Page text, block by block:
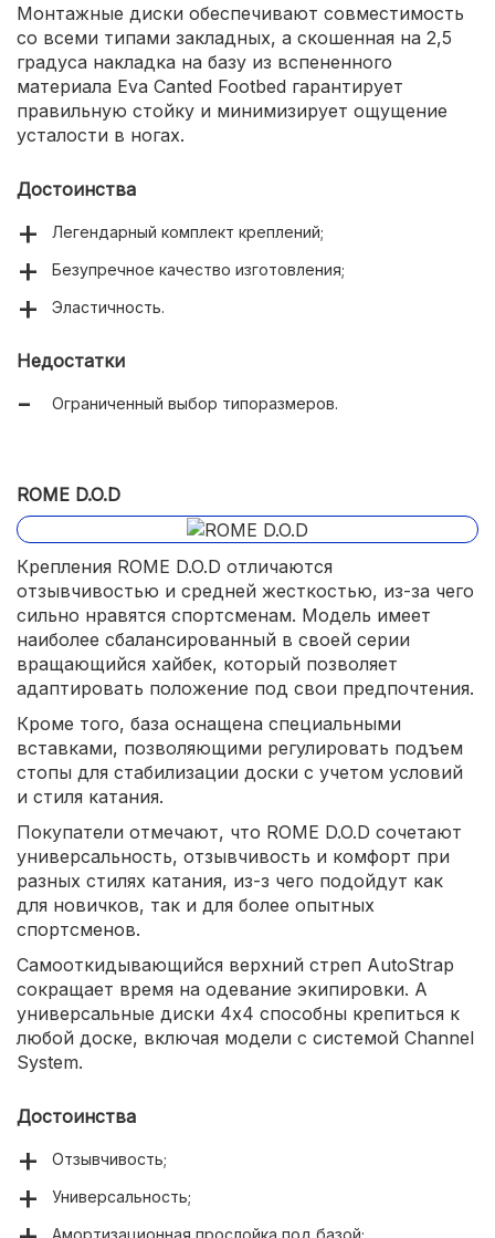
Монтажные диски обеспечивают совместимость
со всеми типами закладных, а скошенная на 2,5
градуса накладка на базу из вспененного
материала Eva Canted Footbed гарантирует
правильную стойку и минимизирует ощущение
усталости в ногах.
Достоинства
Легендарный комплект креплений;
Безупречное качество изготовления;
Эластичность.
Недостатки
Ограниченный выбор типоразмеров.
ROME D.O.D
Крепления ROME D.O.D отличаются
отзывчивостью и средней жесткостью, из-за чего
сильно нравятся спортсменам. Модель имеет
наиболее сбалансированный в своей серии
вращающийся хайбек, который позволяет
адаптировать положение под свои предпочтения.
Кроме того, база оснащена специальными
вставками, позволяющими регулировать подъем
стопы для стабилизации доски с учетом условий
и стиля катания.
Покупатели отмечают, что ROME D.O.D сочетают
универсальность, отзывчивость и комфорт при
разных стилях катания, из-з чего подойдут как
для новичков, так и для более опытных
спортсменов.
Самооткидывающийся верхний стреп AutoStrap
сокращает время на одевание экипировки. А
универсальные диски 4х4 способны крепиться к
любой доске, включая модели с системой Channel
System.
Достоинства
Отзывчивость;
Универсальность;